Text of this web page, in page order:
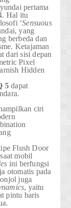
pertama
Hal itu
‘Sensuous
yang
berbeda dan
Ketajaman
dari sisi depan
Pixel
Hidden
5 dapat
ciri
Flush Door
saat mobil
ini berfungsi
otomatis pada
juga
, yaitu
pintu baris